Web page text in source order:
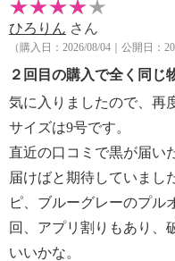
・長時間照射による変退
・単品洗い
・摩擦による色落ち、色
【原産国（地）】
・中国製
【サイズ（コメント）】
※アイテムが多岐に渡
み記載
【その他】
【詳細】
ひろりん さん
（購入日：2026/08/04｜公開日：
２回目の購入で全く同じ
気に入りましたので、再
サイズは9号です。
直近の口コミで黒が届い
届けばと期待していまし
ピ、ブルーグレーのプル
回、アプリ割りもあり、
いいかな。